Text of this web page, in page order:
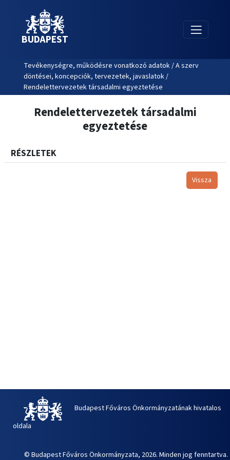
BUDAPEST
Tevékenységre, működésre vonatkozó adatok / A szerv
döntései, koncepciók, tervezetek, javaslatok /
Rendelettervezetek társadalmi egyeztetése
Rendelettervezetek társadalmi
egyeztetése
RÉSZLETEK
Vissza
Budapest Főváros Önkormányzatának hivatalos
oldala
© Budapest Főváros Önkormányzata, 2026. Minden jog fenntartva.